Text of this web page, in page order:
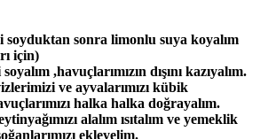
soyduktan sonra limonlu suya koyalım
için)
,havuçlarımızın dışını kazıyalım.
ve ayvalarımızı kübik
halka halka doğrayalım.
alalım ısıtalım ve yemeklik
ekleyelim.